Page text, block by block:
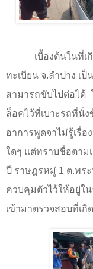
เบื้องต้นในที่เ
ทะเบียน จ.ลำปาง เ
สามารถขับไปต่อได้
ล็อคไว้ที่เบาะรถที่นั่
อาการพูดจาไม่รู้เรื่
ใดๆ แต่ทราบชื่อตาม
ปี ราษฎรหมู่ 1 ต.พร
ควบคุมตัวไว้ให้อยู่ใ
เข้ามาตรวจสอบที่เกิ